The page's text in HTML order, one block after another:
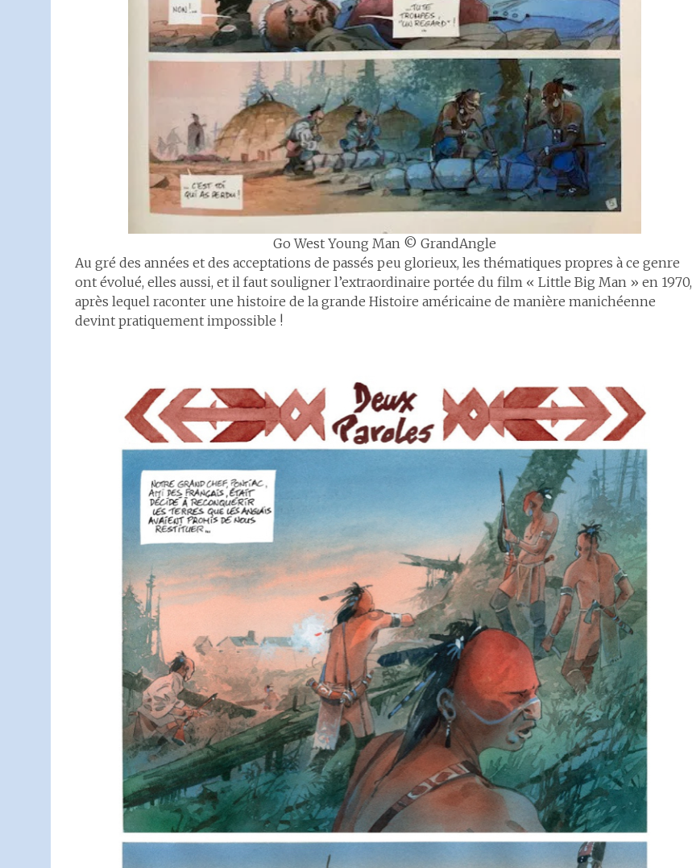
Go West Young Man © GrandAngle
Au gré des années et des acceptations de passés peu glorieux, les thématiques propres à ce genre
ont évolué, elles aussi, et il faut souligner l’extraordinaire portée du film « Little Big Man » en 1970,
après lequel raconter une histoire de la grande Histoire américaine de manière manichéenne
devint pratiquement impossible !